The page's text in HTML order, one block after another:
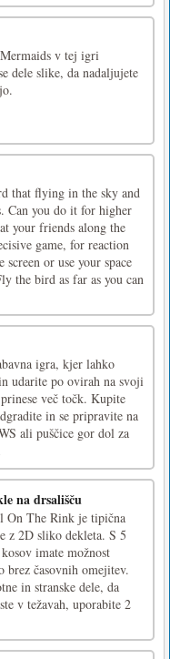
v tej igri
dele slike, da nadaljujete
that flying in the sky and
Can you do it for higher
your friends along the
game, for reaction
or use your space
the bird as far as you can
igra, kjer lahko
udarite po ovirah na svoji
več točk. Kupite
in se pripravite na
ali puščice gor dol za
na drsališču
On The Rink je tipična
z 2D sliko dekleta. S 5
imate možnost
brez časovnih omejitev.
in stranske dele, da
v težavah, uporabite 2